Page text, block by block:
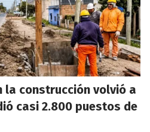
la construcción volvió a
casi 2.800 puestos de